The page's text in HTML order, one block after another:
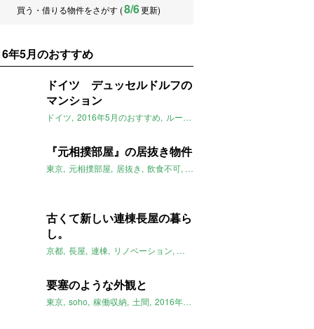
買う・借りる物件をさがす (8/6更新)
年5月のおすすめ
ドイツ デュッセルドルフの
マンション
ドイツ 2016年5月のおすすめ ルームマーケット
『元相撲部屋』の居抜き物件
東京 元相撲部屋 居抜き 飲食不可 2016年5月のおすすめ
古くて新しい連棟長屋の暮ら
し。
京都 長屋 連棟 リノベーション 子育て
要塞のような外観と
東京 soho 稼働収納 土間 2016年5月のおすすめ